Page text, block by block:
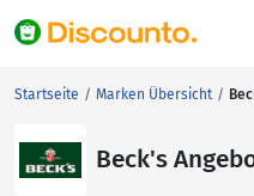
Startseite Marken Übersicht
Beck's